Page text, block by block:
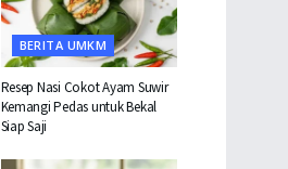
BERITA UMKM
Resep Nasi Cokot Ayam Suwir
Kemangi Pedas untuk Bekal
Siap Saji